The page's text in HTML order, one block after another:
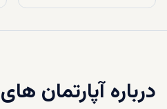
دربارهآپارتمان های 99 پارک پلیس